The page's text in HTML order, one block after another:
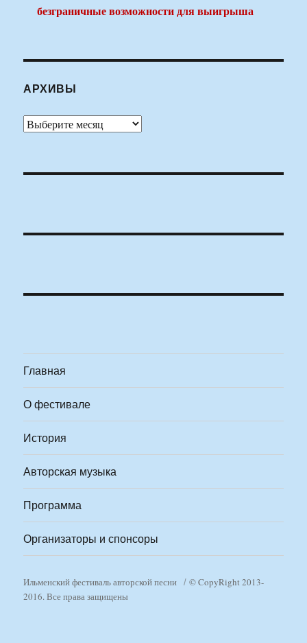
безграничные возможности для выигрыша
АРХИВЫ
Архивы
Главная
О фестивале
История
Авторская музыка
Программа
Организаторы и спонсоры
Ильменский фестиваль авторской песни
© CopyRight 2013-
2016. Все права защищены